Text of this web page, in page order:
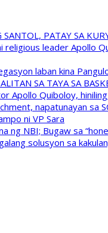
PATAY SA
leader Apollo
laban kina
SA TAYA SA
Apollo Quiboloy,
napatunayan sa
ni VP Sara
ng NBI; Bugaw sa
solusyon sa